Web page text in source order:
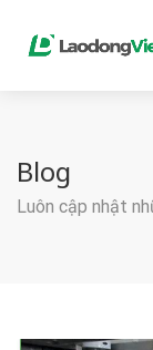
Blog
Luôn cập nhật